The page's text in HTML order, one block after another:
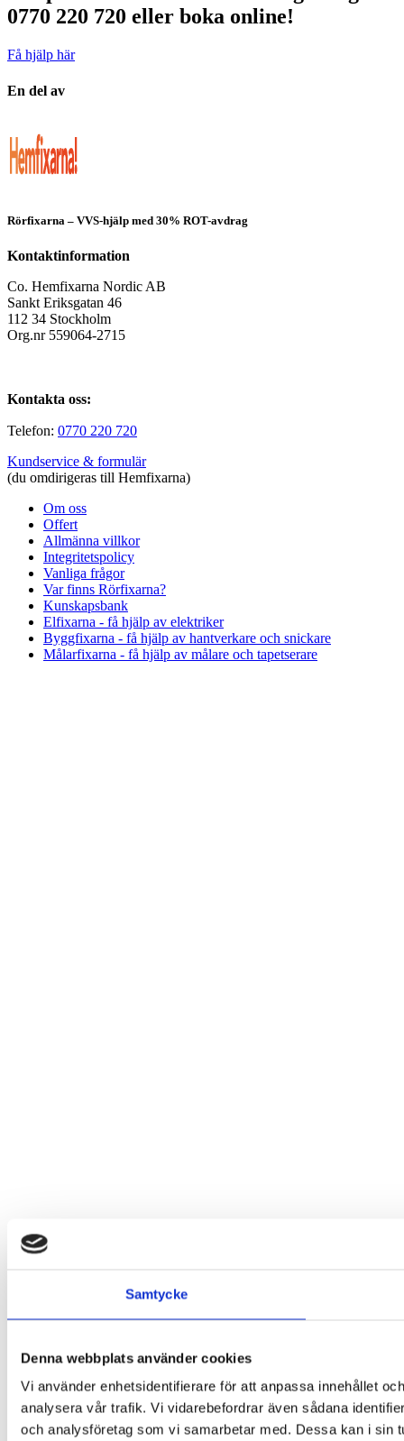
Samtycke
Denna webbplats använder cookies
Vi använder enhetsidentifierare för att anpassa innehållet
analysera vår trafik. Vi vidarebefordrar även sådana
och analysföretag som vi samarbetar med. Dessa kan i sin
0770 220 720 eller boka online!
Få hjälp här
En del av
Rörfixarna – VVS-hjälp med 30% ROT-avdrag
Kontaktinformation
Co. Hemfixarna Nordic AB
Sankt Eriksgatan 46
112 34 Stockholm
Org.nr 559064-2715
Kontakta oss:
Telefon: 0770 220 720
Kundservice & formulär
(du omdirigeras till Hemfixarna)
Om oss
Offert
Allmänna villkor
Integritetspolicy
Vanliga frågor
Var finns Rörfixarna?
Kunskapsbank
Elfixarna - få hjälp av elektriker
Byggfixarna - få hjälp av hantverkare och snickare
Målarfixarna - få hjälp av målare och tapetserare